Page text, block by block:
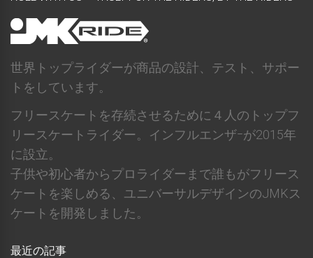
世界トップライダーが商品の設計、テスト、サポー
トをしています。
フリースケートを存続させるために４人のトップフ
リースケートライダー。インフルエンザｰが2015年
に設立。
子供や初心者からプロライダーまで誰もがフリース
ケートを楽しめる、ユニバーサルデザインのJMKス
ケートを開発しました。
最近の記事